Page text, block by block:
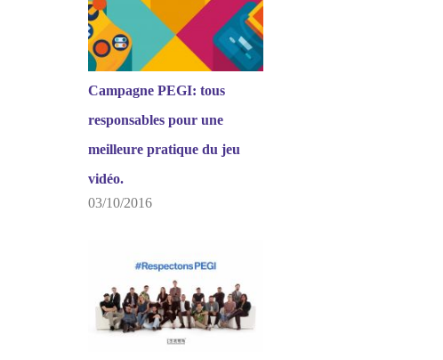
Campagne PEGI: tous
responsables pour une
meilleure pratique du jeu
vidéo.
03/10/2016